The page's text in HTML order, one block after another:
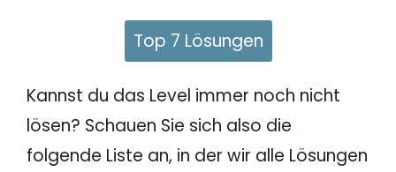
Top 7 Lösungen
Kannst du das Level immer noch nicht
lösen? Schauen Sie sich also die
folgende Liste an, in der wir alle Lösungen